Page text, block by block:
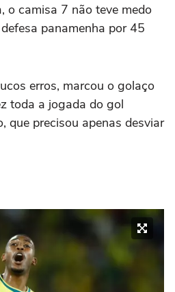
o camisa 7 não teve medo
panamenha por 45
erros, marcou o golaço
toda a jogada do gol
que precisou apenas desviar